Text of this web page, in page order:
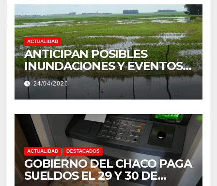
ACTUALIDAD
ANTICIPAN POSIBLES
INUNDACIONES Y EVENTOS
EXTREMOS: “PODRÍA SER UN
NIÑO MUY IMPORTANTE”
24/04/2026
ACTUALIDAD DESTACADOS
GOBIERNO DEL CHACO PAGA
SUELDOS EL 29 Y 30 DE